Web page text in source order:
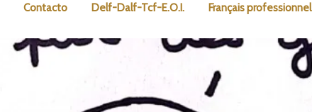
Contacto Delf-Dalf-Tcf-E.O.I. Français professionnel